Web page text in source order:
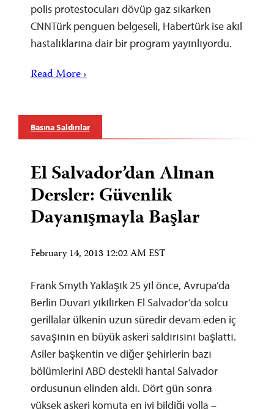
polis protestocuları dövüp gaz sıkarken
CNNTürk penguen belgeseli, Habertürk ise akıl
hastalıklarına dair bir program yayınlıyordu.
Read More ›
Basına Saldırılar
El Salvador’dan Alınan
Dersler: Güvenlik
Dayanışmayla Başlar
February 14, 2013 12:02 AM EST
Frank Smyth Yaklaşık 25 yıl önce, Avrupa’da
Berlin Duvarı yıkılırken El Salvador’da solcu
gerillalar ülkenin uzun süredir devam eden iç
savaşının en büyük askeri saldırısını başlattı.
Asiler başkentin ve diğer şehirlerin bazı
bölümlerini ABD destekli hantal Salvador
ordusunun elinden aldı. Dört gün sonra
yüksek askeri komuta en iyi bildiği yolla –